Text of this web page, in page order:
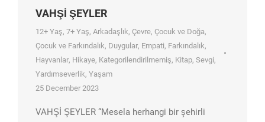
VAHŞİ ŞEYLER
12+ Yaş, 7+ Yaş, Arkadaşlık, Çevre, Çocuk ve Doğa,
Çocuk ve Farkındalık, Duygular, Empati, Farkındalık,
Hayvanlar, Hikaye, Kategorilendirilmemiş, Kitap, Sevgi,
Yardımseverlik, Yaşam
25 December 2023
VAHŞİ ŞEYLER “Mesela herhangi bir şehirli